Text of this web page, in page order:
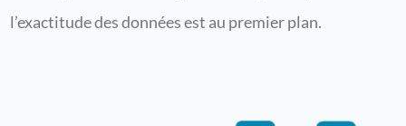
l’exactitude des données est au premier plan.